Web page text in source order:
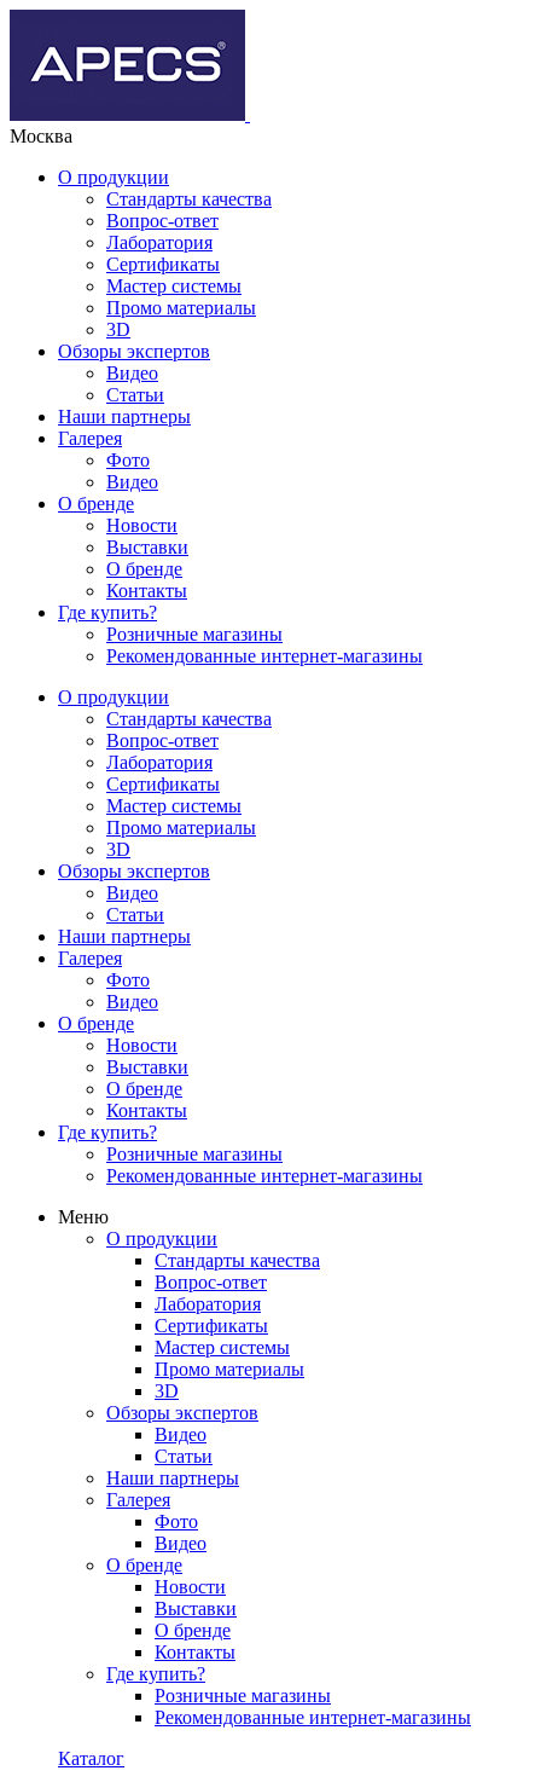
Москва
О продукции
Стандарты качества
Вопрос-ответ
Лаборатория
Сертификаты
Мастер системы
Промо материалы
3D
Обзоры экспертов
Видео
Статьи
Наши партнеры
Галерея
Фото
Видео
О бренде
Новости
Выставки
О бренде
Контакты
Где купить?
Розничные магазины
Рекомендованные интернет-магазины
О продукции
Стандарты качества
Вопрос-ответ
Лаборатория
Сертификаты
Мастер системы
Промо материалы
3D
Обзоры экспертов
Видео
Статьи
Наши партнеры
Галерея
Фото
Видео
О бренде
Новости
Выставки
О бренде
Контакты
Где купить?
Розничные магазины
Рекомендованные интернет-магазины
Меню
О продукции
Стандарты качества
Вопрос-ответ
Лаборатория
Сертификаты
Мастер системы
Промо материалы
3D
Обзоры экспертов
Видео
Статьи
Наши партнеры
Галерея
Фото
Видео
О бренде
Новости
Выставки
О бренде
Контакты
Где купить?
Розничные магазины
Рекомендованные интернет-магазины
Каталог